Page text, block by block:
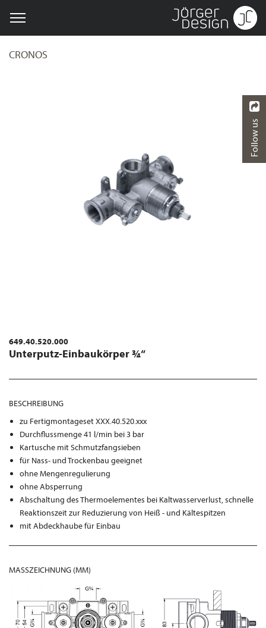
CRONOS
649.40.520.000
Unterputz-Einbaukörper ¾“
BESCHREIBUNG
zu Fertigmontageset XXX.40.520.xxx
Durchflussmenge 41 l/min bei 3 bar
Kartusche mit Schmutzfangsieben
für Nass- und Trockenbau geeignet
ohne Mengenregulierung
ohne Absperrung
Abschaltung des Thermoelementes bei Kaltwasserverlust, schnelle
Reaktionszeit zur Reduzierung von Heiß - und Kältespitzen
mit Abdeckhaube für Einbau
MASSZEICHNUNG (MM)
Follow us